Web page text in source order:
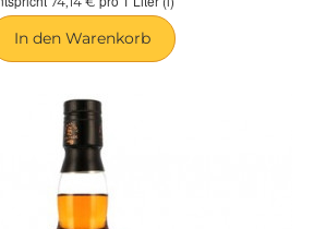
In den Warenkorb